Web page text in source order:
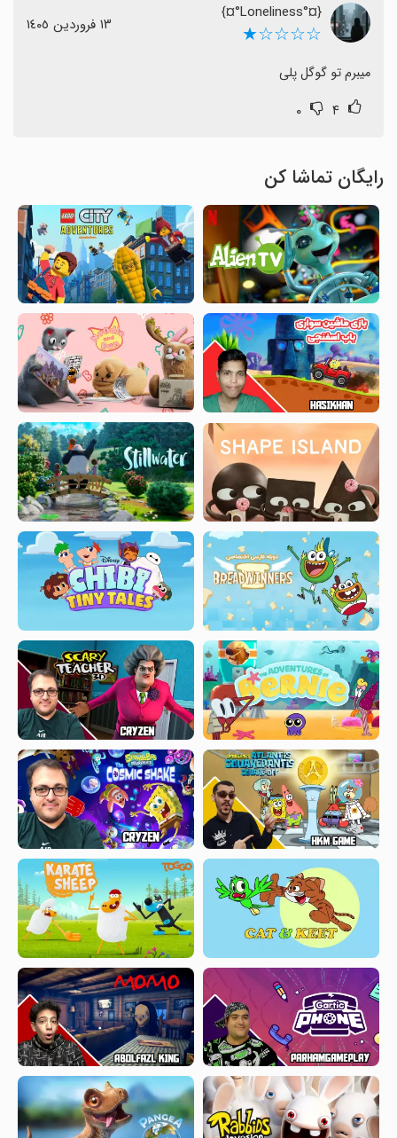
{¤°Loneliness°¤}
☆☆☆☆★ ١٣ فروردین ١٤٠٥
میبرم تو گوگل پلی
۴ ۰
رایگان تماشا کن